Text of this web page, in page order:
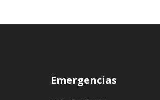
Emergencias